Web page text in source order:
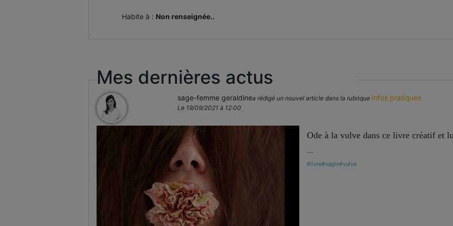
Habite à : Non renseignée..
Mes dernières actus
sage-femme geraldinea rédigé un nouvel article dans la rubrique Infos pratiques
Le 19/09/2021 à 12:00
Ode à la vulve dans ce livre créatif et
...
#livre#vagin#vulve